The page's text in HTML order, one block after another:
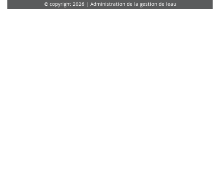
© copyright 2026 | Administration de la gestion de leau